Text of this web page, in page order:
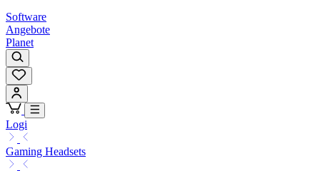
Software
Angebote
Planet
Logi
Gaming Headsets